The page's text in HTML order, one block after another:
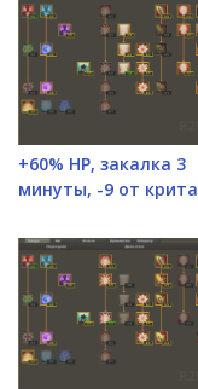
+60% НР, закалка 3
минуты, -9 от крита